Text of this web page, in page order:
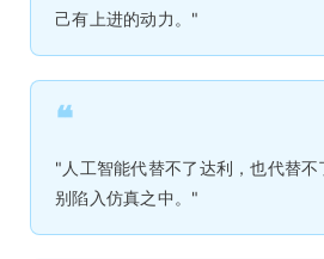
己有上进的动力。"
❝
"人工智能代替不了达利，也代替不
别陷入仿真之中。"